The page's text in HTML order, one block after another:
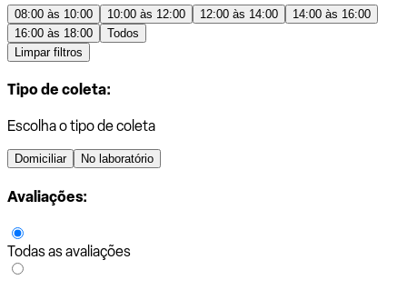
08:00 às 10:00 10:00 às 12:00 12:00 às 14:00
14:00 às 16:00
16:00 às 18:00
Todos
Limpar filtros
Tipo de coleta:
Escolha o tipo de coleta
Domiciliar No laboratório
Avaliações:
Todas as avaliações